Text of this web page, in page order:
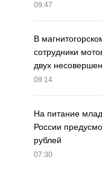
09:47
В
сотрудники
двух
09:14
На питание
России
рублей
07:30